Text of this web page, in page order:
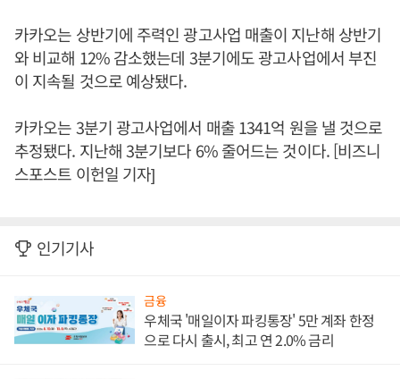
카카오는 상반기에 주력인 광고사업 매출이 지난해 상반기
와 비교해 12% 감소했는데 3분기에도 광고사업에서 부진
이 지속될 것으로 예상됐다.
카카오는 3분기 광고사업에서 매출 1341억 원을 낼 것으로
추정됐다. 지난해 3분기보다 6% 줄어드는 것이다. [비즈니
스포스트 이헌일 기자]
인기기사
금융
우체국 '매일이자 파킹통장' 5만 계좌 한정
으로 다시 출시, 최고 연 2.0% 금리